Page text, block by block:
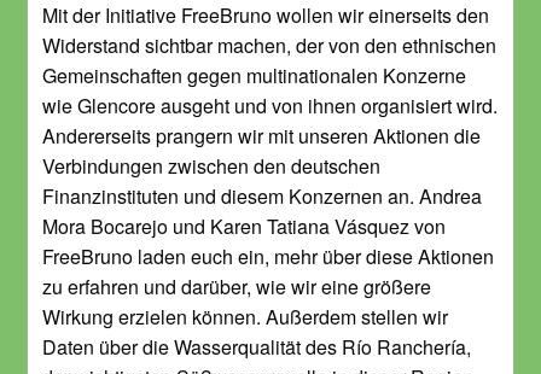
Mit der Initiative FreeBruno wollen wir einerseits den
Widerstand sichtbar machen, der von den ethnischen
Gemeinschaften gegen multinationalen Konzerne
wie Glencore ausgeht und von ihnen organisiert wird.
Andererseits prangern wir mit unseren Aktionen die
Verbindungen zwischen den deutschen
Finanzinstituten und diesem Konzernen an. Andrea
Mora Bocarejo und Karen Tatiana Vásquez von
FreeBruno laden euch ein, mehr über diese Aktionen
zu erfahren und darüber, wie wir eine größere
Wirkung erzielen können. Außerdem stellen wir
Daten über die Wasserqualität des Río Ranchería,